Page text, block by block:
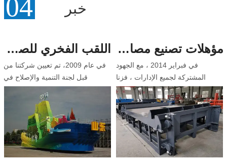
خبر
اللقب الفخري للصناعة
في عام 2009، تم تعيين شركتنا من
قبل لجنة التنمية والإصلاح في
تصنيع معدات رفع العوامات في
العاصمة للعرض الجماعي لليوم
الوطني الستين، وقد تم منحها لقب
فخري "وحدة المساهمة في دعم
العرض الجماعي للذكرى الستين
مؤهلات تصنيع مصاعد الطاقة النووية
في فبراير 2014 ، مع الجهود
المشتركة لجميع الإدارات ، فزنا
بمناقصة مشروع المصعد الهيدروليكي
لمحطة سانمن للطاقة النووية
ومحطة هاييانغ للطاقة النووية التابعة
لمؤسسة الطاقة النووية الحكومية ،
وحققنا التوطين وحصلنا بنجاح على
التأهيل لتصنيع مصاعد الطاقة النووية.